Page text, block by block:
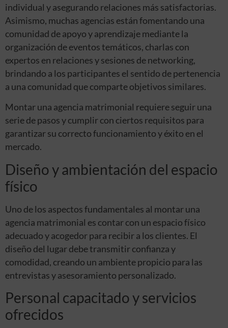
individual y asegurando relaciones más satisfactorias.
Asimismo, muchas agencias están fomentando una
comunidad de apoyo y aprendizaje mediante la
organización de eventos temáticos, charlas con
expertos en relaciones y sesiones de networking,
brindando a los participantes el sentido de pertenencia
a una comunidad que comparte objetivos similares.
Montar una agencia matrimonial requiere seguir una
serie de pasos y cumplir con ciertos requisitos para
garantizar su correcto funcionamiento y éxito en el
mercado.
Diseño y ambientación del espacio
físico
Uno de los aspectos fundamentales al montar una
agencia matrimonial es contar con un espacio físico
adecuado y acogedor para recibir a los clientes. El
diseño del lugar debe transmitir confianza y
comodidad, creando un ambiente propicio para las
entrevistas y asesoramiento personalizado.
Personal capacitado y servicios
ofrecidos